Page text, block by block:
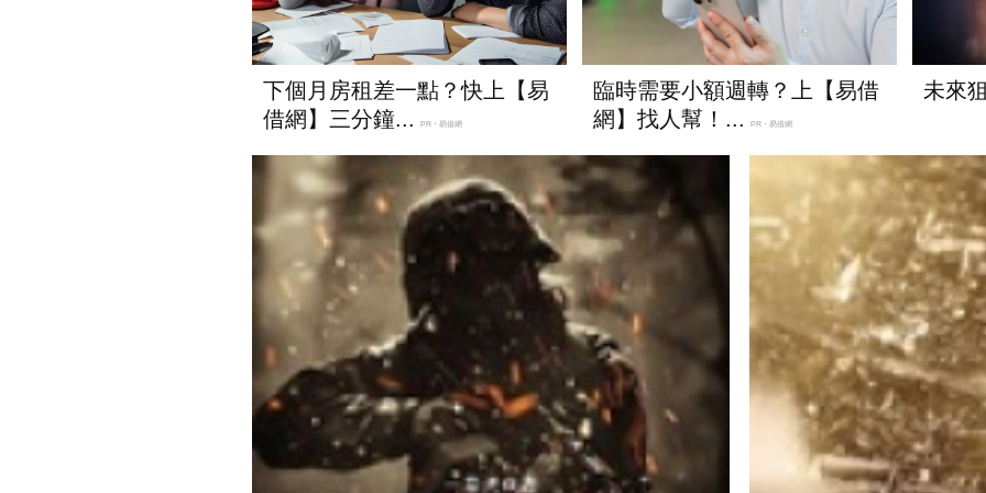
下個月房租差一點？快上【易
借網】三分鐘...
PR・易借網
臨時需要小額週轉？上【易借
網】找人幫！...
PR・易借網
未來